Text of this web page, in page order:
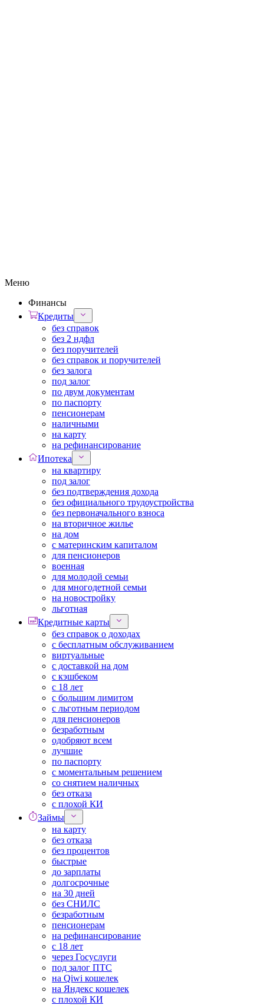
Меню
Финансы
Кредиты
без справок
без 2 ндфл
без поручителей
без справок и поручителей
без залога
под залог
по двум документам
по паспорту
пенсионерам
наличными
на карту
на рефинансирование
Ипотека
на квартиру
под залог
без подтверждения дохода
без официального трудоустройства
без первоначального взноса
на вторичное жилье
на дом
с материнским капиталом
для пенсионеров
военная
для молодой семьи
для многодетной семьи
на новостройку
льготная
Кредитные карты
без справок о доходах
с бесплатным обслуживанием
виртуальные
с доставкой на дом
с кэшбеком
с 18 лет
с большим лимитом
с льготным периодом
для пенсионеров
безработным
одобряют всем
лучшие
по паспорту
с моментальным решением
со снятием наличных
без отказа
с плохой КИ
Займы
на карту
без отказа
без процентов
быстрые
до зарплаты
долгосрочные
на 30 дней
без СНИЛС
безработным
пенсионерам
на рефинансирование
с 18 лет
через Госуслуги
под залог ПТС
на Qiwi кошелек
на Яндекс кошелек
с плохой КИ